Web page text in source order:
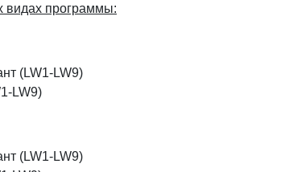
видах программы:
(LW1-LW9)
LW9)
(LW1-LW9)